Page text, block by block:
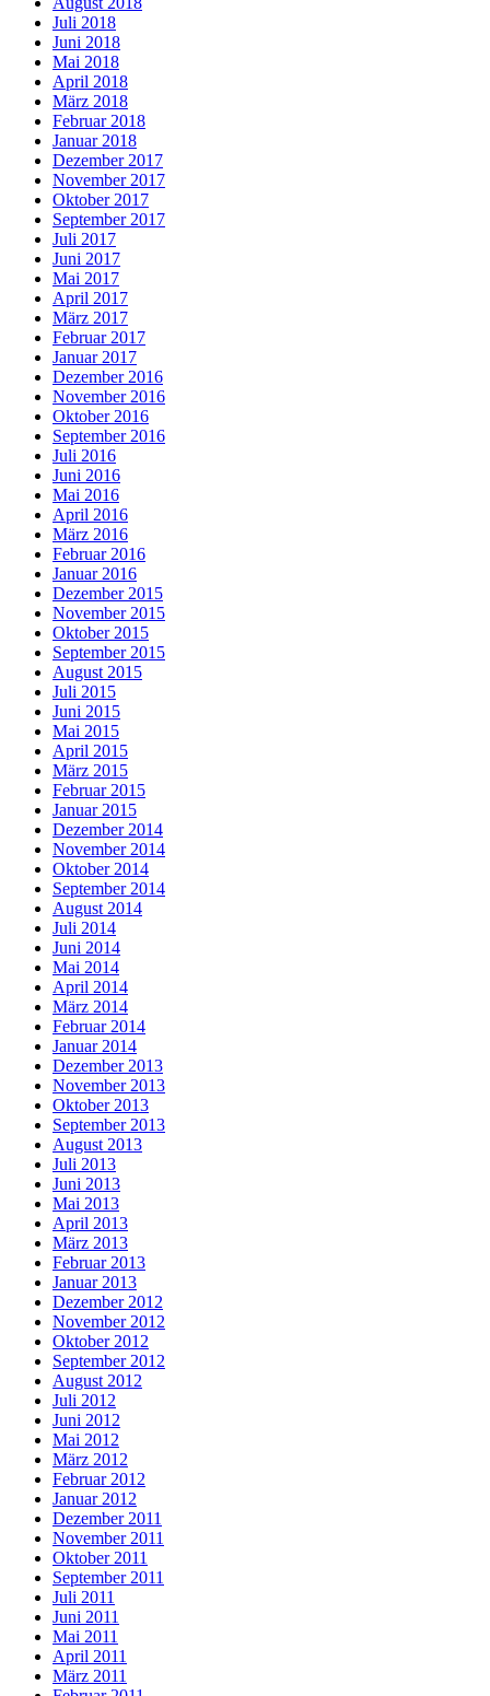
Juli 2018
Juni 2018
Mai 2018
April 2018
März 2018
Februar 2018
Januar 2018
Dezember 2017
November 2017
Oktober 2017
September 2017
Juli 2017
Juni 2017
Mai 2017
April 2017
März 2017
Februar 2017
Januar 2017
Dezember 2016
November 2016
Oktober 2016
September 2016
Juli 2016
Juni 2016
Mai 2016
April 2016
März 2016
Februar 2016
Januar 2016
Dezember 2015
November 2015
Oktober 2015
September 2015
August 2015
Juli 2015
Juni 2015
Mai 2015
April 2015
März 2015
Februar 2015
Januar 2015
Dezember 2014
November 2014
Oktober 2014
September 2014
August 2014
Juli 2014
Juni 2014
Mai 2014
April 2014
März 2014
Februar 2014
Januar 2014
Dezember 2013
November 2013
Oktober 2013
September 2013
August 2013
Juli 2013
Juni 2013
Mai 2013
April 2013
März 2013
Februar 2013
Januar 2013
Dezember 2012
November 2012
Oktober 2012
September 2012
August 2012
Juli 2012
Juni 2012
Mai 2012
März 2012
Februar 2012
Januar 2012
Dezember 2011
November 2011
Oktober 2011
September 2011
Juli 2011
Juni 2011
Mai 2011
April 2011
März 2011